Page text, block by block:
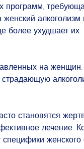
программ,
алкоголизм
более ухудшает их
на
становятся
лечение.
женского